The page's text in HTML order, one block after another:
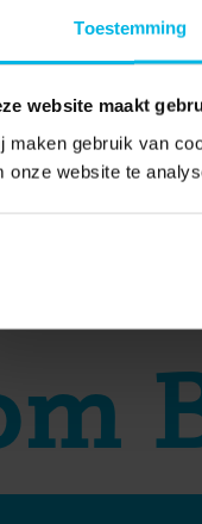
Toestemming
website maakt
maken gebruik van
onze website te
Terug naar